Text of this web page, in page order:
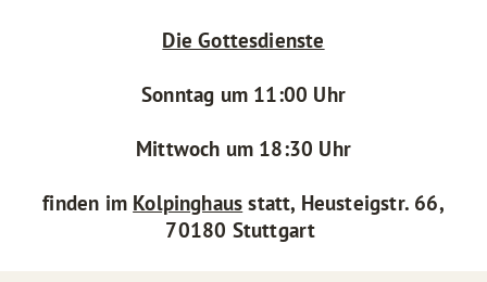
Die Gottesdienste
Sonntag um 11:00 Uhr
Mittwoch um 18:30 Uhr
finden im Kolpinghaus statt, Heusteigstr. 66,
70180 Stuttgart